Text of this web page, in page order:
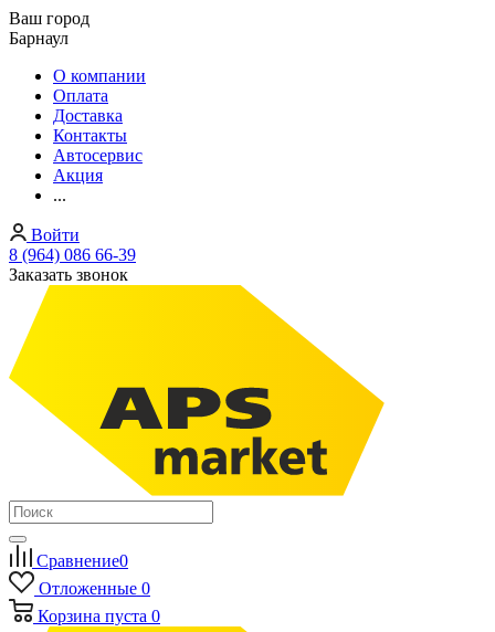
Ваш город
Барнаул
О компании
Оплата
Доставка
Контакты
Автосервис
Акция
...
Войти
8 (964) 086 66-39
Заказать звонок
Сравнение0
Отложенные 0
Корзина пуста 0